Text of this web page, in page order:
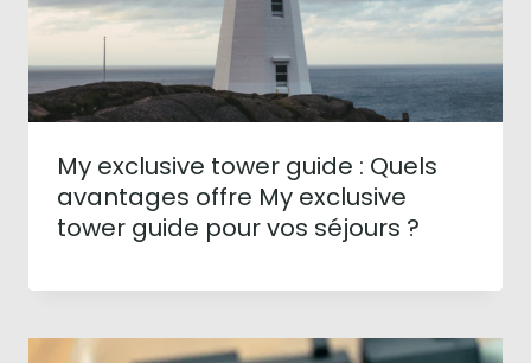
My exclusive tower guide : Quels
avantages offre My exclusive
tower guide pour vos séjours ?